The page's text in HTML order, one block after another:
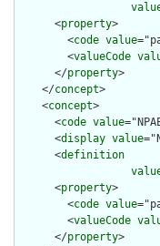
      <
property>
        <
code value
        <
valueCode
      </
property>
    </
concept>
    <
concept>
      <
code value
      <
display value
      <
definition
      <
property>
        <
code value
        <
valueCode
      </
property>